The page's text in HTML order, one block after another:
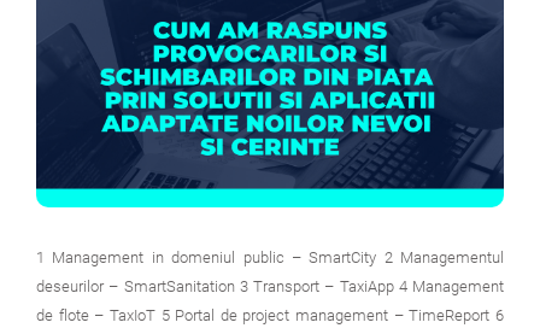
1 Management in domeniul public – SmartCity 2 Managementul
deseurilor – SmartSanitation 3 Transport – TaxiApp 4 Management
de flote – TaxIoT 5 Portal de project management – TimeReport 6